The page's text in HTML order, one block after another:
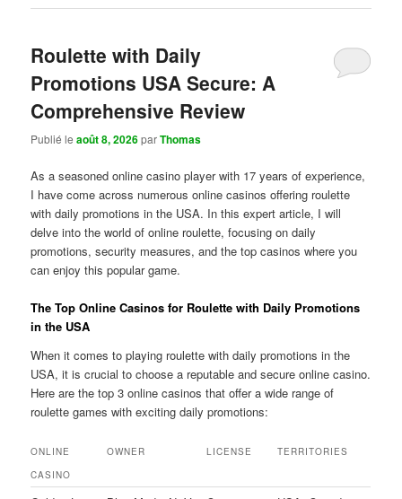
Roulette with Daily
Promotions USA Secure: A
Comprehensive Review
Publié leaoût 8, 2026parThomas
As a seasoned online casino player with 17 years of experience,
I have come across numerous online casinos offering roulette
with daily promotions in the USA. In this expert article, I will
delve into the world of online roulette, focusing on daily
promotions, security measures, and the top casinos where you
can enjoy this popular game.
The Top Online Casinos for Roulette with Daily Promotions
in the USA
When it comes to playing roulette with daily promotions in the
USA, it is crucial to choose a reputable and secure online casino.
Here are the top 3 online casinos that offer a wide range of
roulette games with exciting daily promotions:
ONLINE
CASINO
OWNER LICENSE TERRITORIES